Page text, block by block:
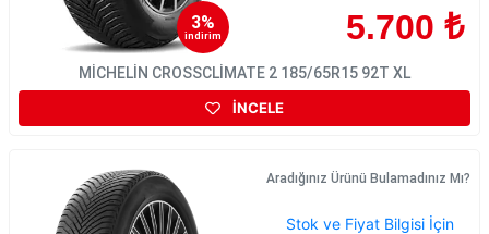
3%
indirim 5.700 ₺
MİCHELİN CROSSCLİMATE 2 185/65R15 92T XL
İNCELE
Aradığınız Ürünü Bulamadınız Mı?
Stok ve Fiyat Bilgisi İçin